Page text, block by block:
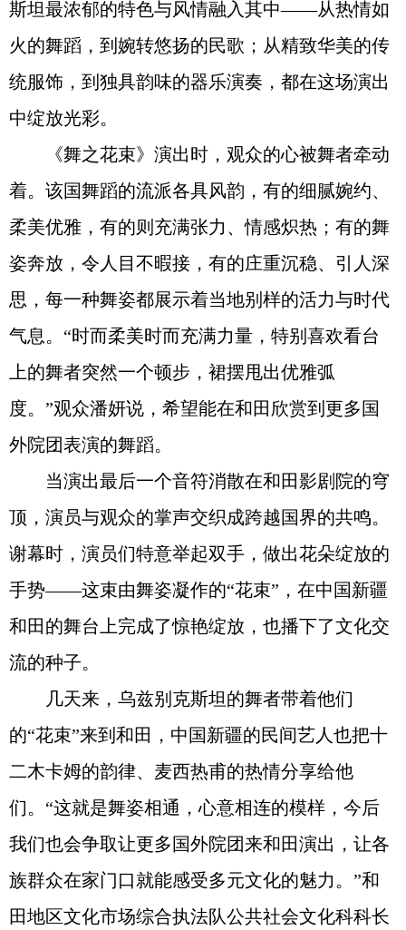
斯坦最浓郁的特色与风情融入其中——从热情如
火的舞蹈，到婉转悠扬的民歌；从精致华美的传
统服饰，到独具韵味的器乐演奏，都在这场演出
中绽放光彩。
《舞之花束》演出时，观众的心被舞者牵动
着。该国舞蹈的流派各具风韵，有的细腻婉约、
柔美优雅，有的则充满张力、情感炽热；有的舞
姿奔放，令人目不暇接，有的庄重沉稳、引人深
思，每一种舞姿都展示着当地别样的活力与时代
气息。“时而柔美时而充满力量，特别喜欢看台
上的舞者突然一个顿步，裙摆甩出优雅弧
度。”观众潘妍说，希望能在和田欣赏到更多国
外院团表演的舞蹈。
当演出最后一个音符消散在和田影剧院的穹
顶，演员与观众的掌声交织成跨越国界的共鸣。
谢幕时，演员们特意举起双手，做出花朵绽放的
手势——这束由舞姿凝作的“花束”，在中国新疆
和田的舞台上完成了惊艳绽放，也播下了文化交
流的种子。
几天来，乌兹别克斯坦的舞者带着他们
的“花束”来到和田，中国新疆的民间艺人也把十
二木卡姆的韵律、麦西热甫的热情分享给他
们。“这就是舞姿相通，心意相连的模样，今后
我们也会争取让更多国外院团来和田演出，让各
族群众在家门口就能感受多元文化的魅力。”和
田地区文化市场综合执法队公共社会文化科科长